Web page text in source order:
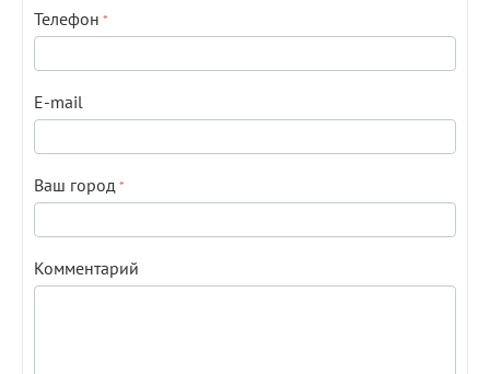
Телефон
E-mail
Ваш город
Комментарий